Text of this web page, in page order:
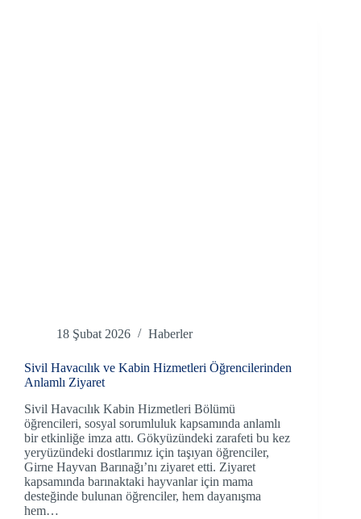
18 Şubat 2026 Haberler
Sivil Havacılık ve Kabin Hizmetleri Öğrencilerinden
Anlamlı Ziyaret
Sivil Havacılık Kabin Hizmetleri Bölümü
öğrencileri, sosyal sorumluluk kapsamında anlamlı
bir etkinliğe imza attı. Gökyüzündeki zarafeti bu kez
yeryüzündeki dostlarımız için taşıyan öğrenciler,
Girne Hayvan Barınağı’nı ziyaret etti. Ziyaret
kapsamında barınaktaki hayvanlar için mama
desteğinde bulunan öğrenciler, hem dayanışma
hem…